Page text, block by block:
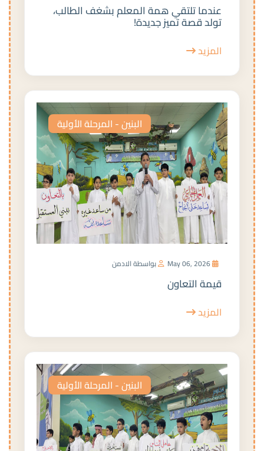
عندما تلتقي همة المعلم بشغف الطالب،
تولد قصة تميز جديدة!
المزيد
البنين - المرحلة الأولية
بواسطة الادمن
قيمة التعاون
المزيد
البنين - المرحلة الأولية